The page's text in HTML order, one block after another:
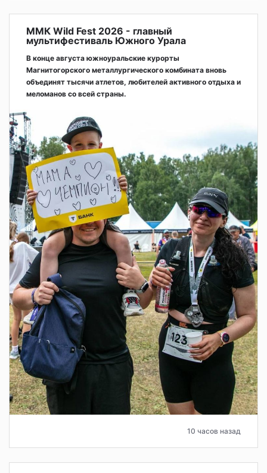
ММК Wild Fest 2026 - главный
мультифестиваль Южного Урала
В конце августа южноуральские курорты
Магнитогорского металлургического комбината вновь
объединят тысячи атлетов, любителей активного отдыха и
меломанов со всей страны.
10 часов назад